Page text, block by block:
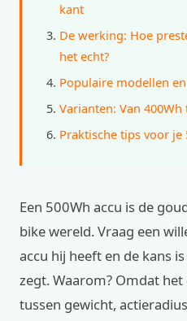
kant
De werking: Hoe
het echt?
Populaire modellen
Varianten: Van 400Wh
Praktische tips voor je
Een 500Wh accu is de
bike wereld. Vraag een
accu hij heeft en de kans
zegt. Waarom? Omdat
tussen gewicht,